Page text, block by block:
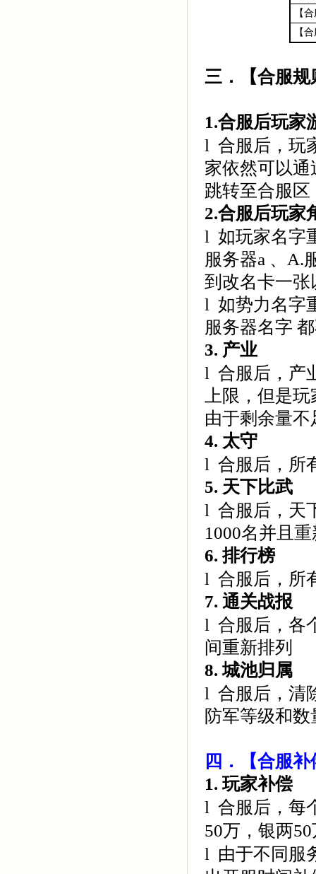
【
【
三．【合服规
1.合服后玩家
l 合服后，玩
家依然可以
跳转至合服区
2.合服后玩家
l 如玩家名字
服务器a 、A.
到改名卡一
l 如势力名字
服务器名字
3. 产业
l 合服后，产
上限，但是
由于剩余量
4. 太守
l 合服后，所
5. 天下比武
l 合服后，天
1000名并且
6.排行榜
l 合服后，所
7. 通关战报
l 合服后，各
间重新排列
8.城池归属
l 合服后，清
防军等级和数
四．【合服补
1.玩家补偿
l 合服后，每
50万，银两
l 由于不同服